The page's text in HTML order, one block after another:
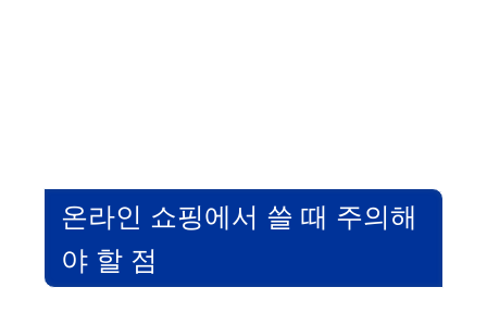
온라인 쇼핑에서 쓸 때 주의해
야 할 점